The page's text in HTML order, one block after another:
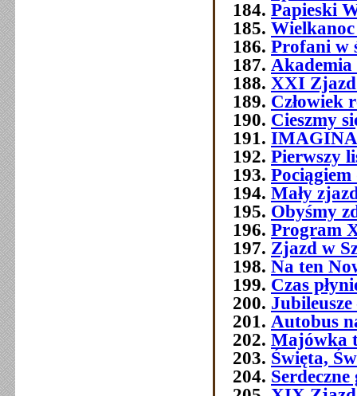
Papieski
Profani w
XXI
Człowiek
Cieszmy
Pierwszy
Mały
Obyśmy
Program
Zjazd w
Na ten
Czas
Autobus
Majówka
Święta,